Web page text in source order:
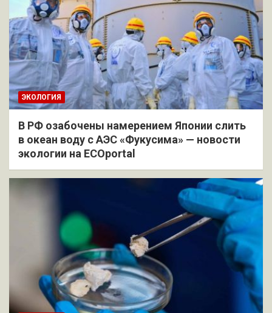
ЭКОЛОГИЯ
В РФ озабочены намерением Японии слить
в океан воду с АЭС «Фукусима» — новости
экологии на ECOportal